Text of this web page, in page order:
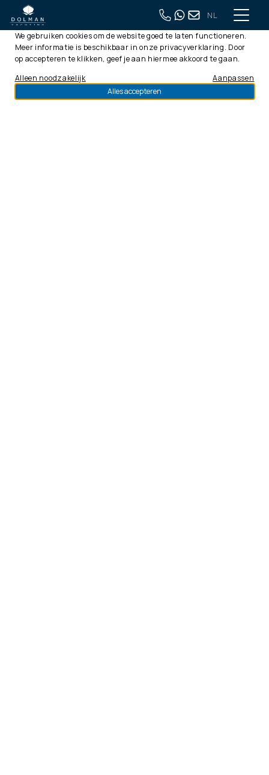
NL
Deze website gebruikt cookies
We gebruiken cookies om de website goed te laten functioneren.
Meer informatie is beschikbaar in onze privacyverklaring. Door
op accepteren te klikken, geef je aan hiermee akkoord te gaan.
Alles accepteren
Aanpassen
Alleen noodzakelijk